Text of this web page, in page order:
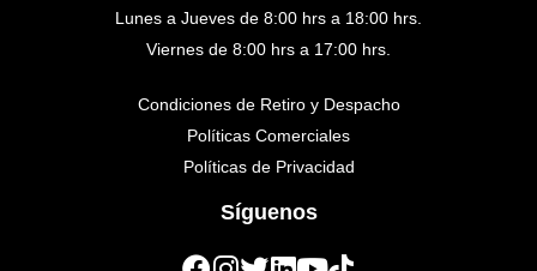
Lunes a Jueves de 8:00 hrs a 18:00 hrs.
Viernes de 8:00 hrs a 17:00 hrs.
Condiciones de Retiro y Despacho
Políticas Comerciales
Políticas de Privacidad
Síguenos